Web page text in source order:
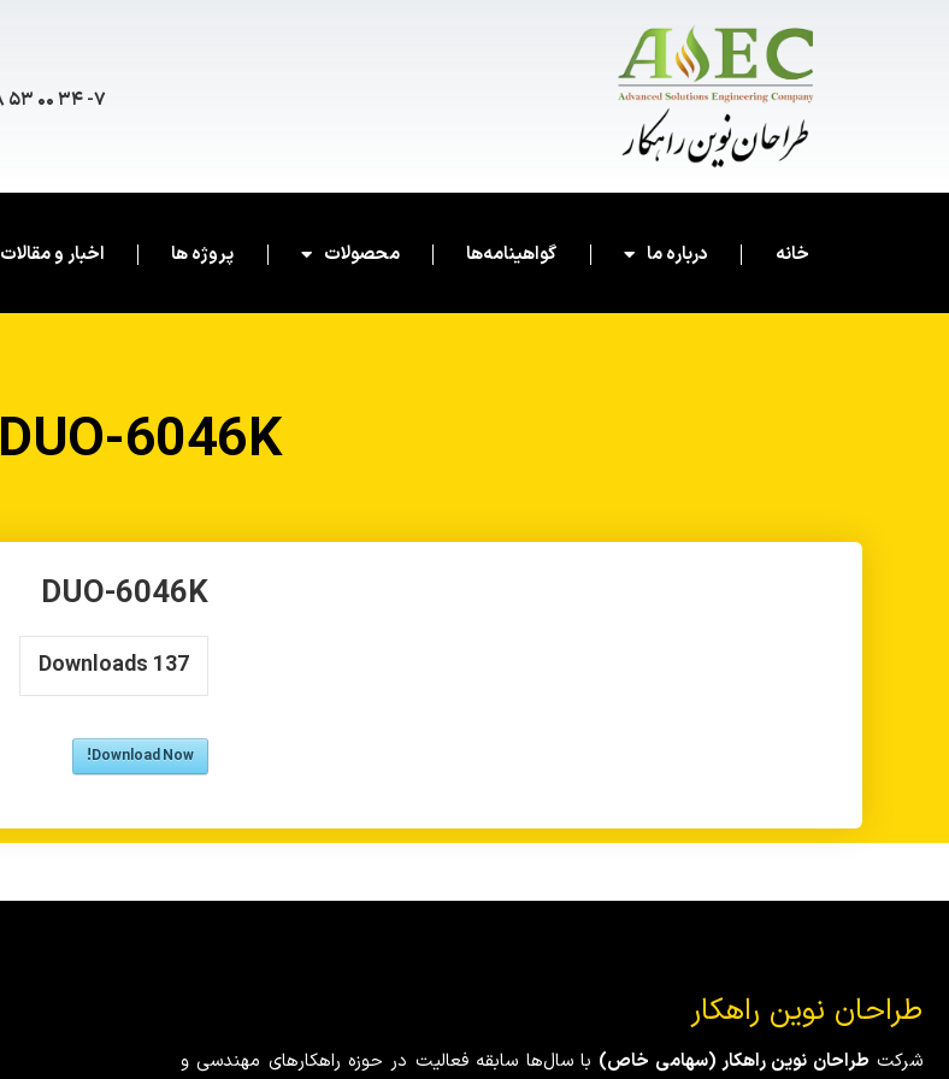
۷- ۳۴ ۰۰ ۵۳ ۸۸ ۰۲۱
خانه درباره ما گواهینامه‌ها محصولات پروژه ها اخبار و مقالات
DUO-6046K
DUO-6046K
137
Download Now!
طراحان نوین راهکار
شرکت طراحان نوین راهکار (سهامی خاص) با سال‌ها سابقه فعالیت در حوزه راهکارهای مهندسی و